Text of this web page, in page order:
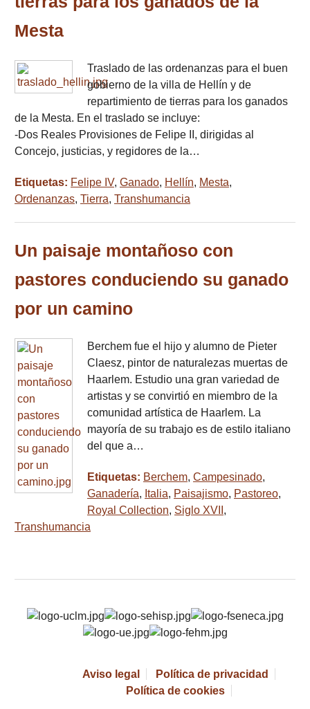
Mesta
Traslado de las ordenanzas para el buen
gobierno de la villa de Hellín y de
repartimiento de tierras para los ganados
de la Mesta. En el traslado se incluye:
-Dos Reales Provisiones de Felipe II, dirigidas al
Concejo, justicias, y regidores de la…
Etiquetas: Felipe IV, Ganado, Hellín, Mesta,
Ordenanzas, Tierra, Transhumancia
Un paisaje montañoso con
pastores conduciendo su ganado
por un camino
Berchem fue el hijo y alumno de Pieter
Claesz, pintor de naturalezas muertas de
Haarlem. Estudio una gran variedad de
artistas y se convirtió en miembro de la
comunidad artística de Haarlem. La
mayoría de su trabajo es de estilo italiano
del que a…
Etiquetas: Berchem, Campesinado,
Ganadería, Italia, Paisajismo, Pastoreo,
Royal Collection, Siglo XVII ,
Transhumancia
Aviso legal
Política de privacidad
Política de cookies